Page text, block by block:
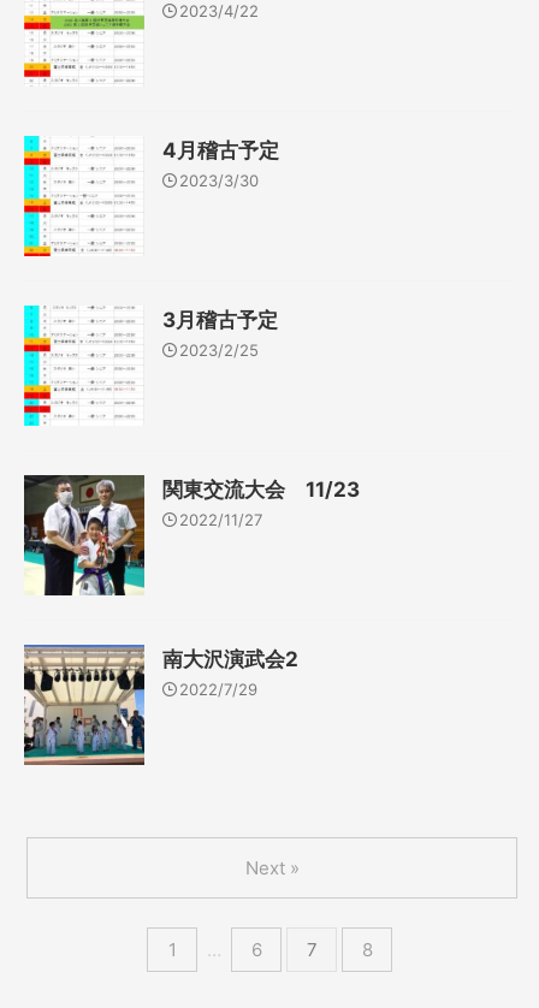
2023/4/22
4月稽古予定
2023/3/30
3月稽古予定
2023/2/25
関東交流大会 11/23
2022/11/27
南大沢演武会2
2022/7/29
1 … 6 7 8
Next »